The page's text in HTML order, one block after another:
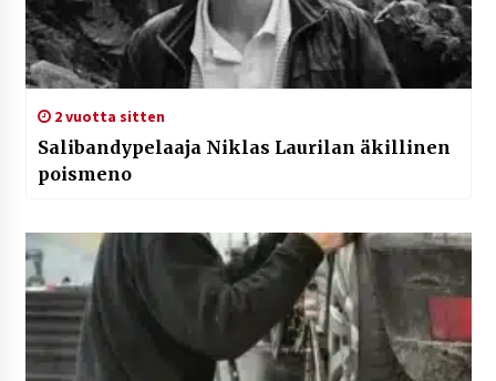
2 vuotta sitten
Salibandypelaaja Niklas Laurilan äkillinen
poismeno